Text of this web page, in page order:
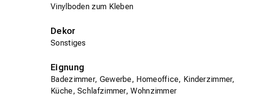
Vinylboden zum Kleben
Dekor
Sonstiges
Eignung
Badezimmer, Gewerbe, Homeoffice, Kinderzimmer,
Küche, Schlafzimmer, Wohnzimmer